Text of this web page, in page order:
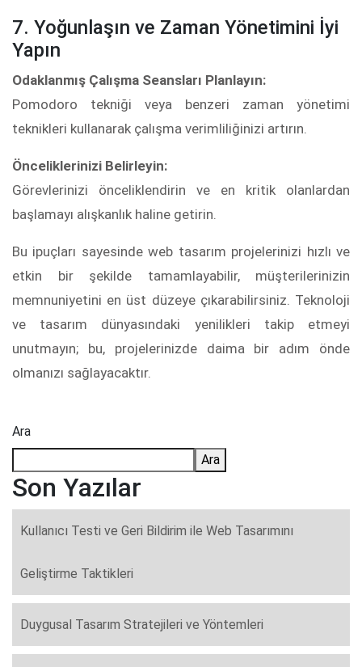
7. Yoğunlaşın ve Zaman Yönetimini İyi
Yapın
Odaklanmış Çalışma Seansları Planlayın:
Pomodoro tekniği veya benzeri zaman yönetimi
teknikleri kullanarak çalışma verimliliğinizi artırın.
Önceliklerinizi Belirleyin:
Görevlerinizi önceliklendirin ve en kritik olanlardan
başlamayı alışkanlık haline getirin.
Bu ipuçları sayesinde web tasarım projelerinizi hızlı ve
etkin bir şekilde tamamlayabilir, müşterilerinizin
memnuniyetini en üst düzeye çıkarabilirsiniz. Teknoloji
ve tasarım dünyasındaki yenilikleri takip etmeyi
unutmayın; bu, projelerinizde daima bir adım önde
olmanızı sağlayacaktır.
Ara
Ara
Son Yazılar
Kullanıcı Testi ve Geri Bildirim ile Web Tasarımını
Geliştirme Taktikleri
Duygusal Tasarım Stratejileri ve Yöntemleri